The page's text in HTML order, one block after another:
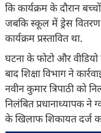
कि कार्यक्रम के दौरान
जबकि स्कूल में ड्रेस
कार्यक्रम प्रस्तावित था.
घटना के फोटो और
बाद शिक्षा विभाग ने
नवीन कुमार त्रिपाठी को
निलंबित प्रधानाध्यापक ने
के खिलाफ शिकायत दर्ज